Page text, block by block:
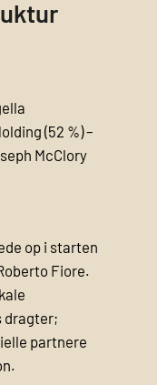
(52 %) –
McClory
op i starten
Fiore.
dragter;
partnere